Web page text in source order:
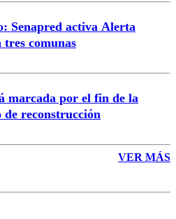
Senapred activa Alerta
comunas
marcada por el fin de la
reconstrucción
VER MÁS